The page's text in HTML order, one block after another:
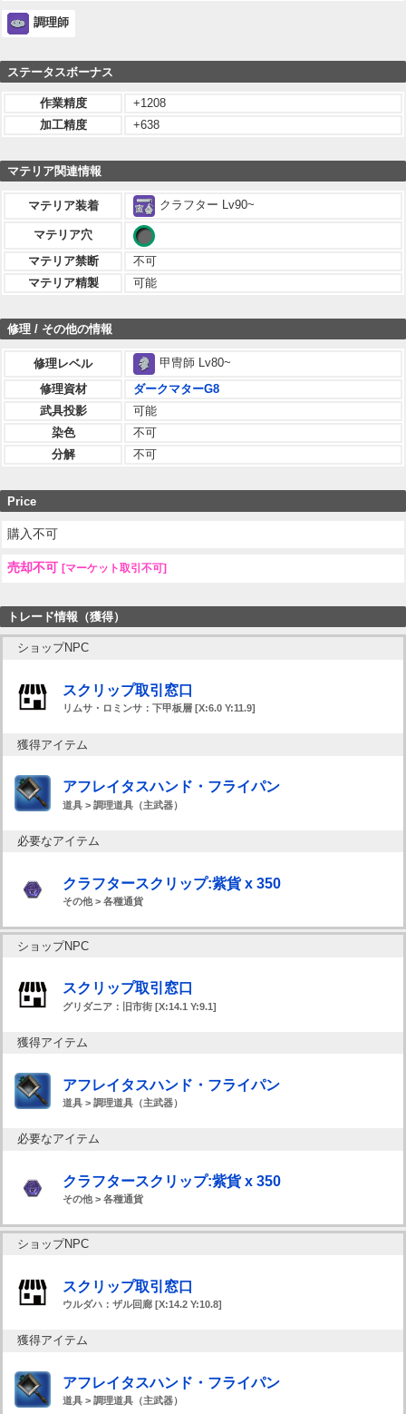
調理師
ステータスボーナス
作業精度
+1208
加工精度
+638
マテリア関連情報
マテリア装着 クラフター Lv90~
マテリア穴
マテリア禁断
不可
マテリア精製
可能
修理 / その他の情報
修理レベル
甲冑師 Lv80~
修理資材
ダークマターG8
武具投影
可能
染色
不可
分解
不可
Price
購入不可
売却不可 [マーケット取引不可]
トレード情報（獲得）
ショップNPC
スクリップ取引窓口
リムサ・ロミンサ：下甲板層 [X:6.0 Y:11.9]
獲得アイテム
アフレイタスハンド・フライパン
道具 > 調理道具（主武器）
必要なアイテム
クラフタースクリップ:紫貨 x 350
その他 > 各種通貨
ショップNPC
スクリップ取引窓口
グリダニア：旧市街 [X:14.1 Y:9.1]
獲得アイテム
アフレイタスハンド・フライパン
道具 > 調理道具（主武器）
必要なアイテム
クラフタースクリップ:紫貨 x 350
その他 > 各種通貨
ショップNPC
スクリップ取引窓口
ウルダハ：ザル回廊 [X:14.2 Y:10.8]
獲得アイテム
アフレイタスハンド・フライパン
道具 > 調理道具（主武器）